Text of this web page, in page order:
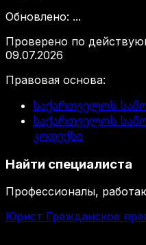
Обновлено: ...
Проверено по
09.07.2026
Правовая основа:
საქართველოს
საქართველოს
კოდექსი
Найти специалиста
Профессионалы,
Юрист Гражданское